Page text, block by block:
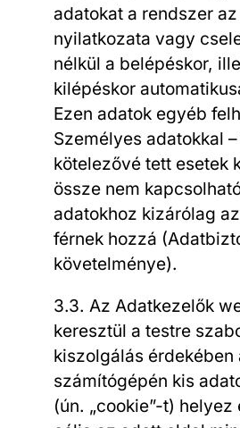
adatokat a rendszer
nyilatkozata vagy
nélkül a belépéskor,
kilépéskor
Ezen adatok egyéb
Személyes adatokkal
kötelezővé tett esetek
össze nem
adatokhoz kizárólag
férnek hozzá
követelménye).
3.3. Az Adatkezelők
keresztül a testre
kiszolgálás érdekében
számítógépén kis
(ún. „cookie”-t) helyez